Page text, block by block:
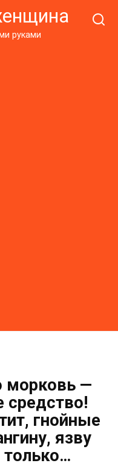
руками
морковь —
гнойные
язву